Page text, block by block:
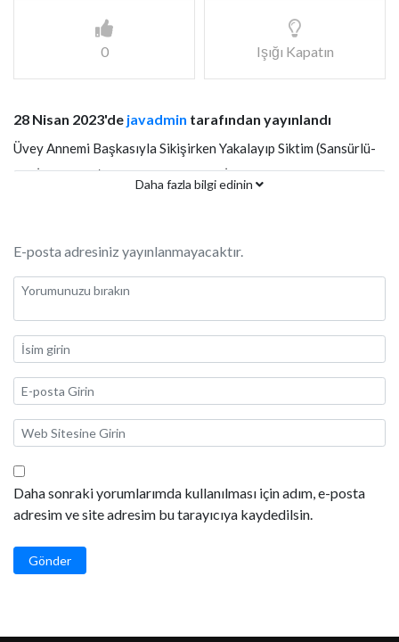
0 Işığı Kapatın
28 Nisan 2023'de javadmin tarafından yayınlandı
Üvey Annemi Başkasıyla Sikişirken Yakalayıp Siktim (Sansürlü-
Rol İcabı-Fake) Türkçe Altyazılı JAV İzle
Daha fazla bilgi edinin
E-posta adresiniz yayınlanmayacaktır.
Daha sonraki yorumlarımda kullanılması için adım, e-posta
adresim ve site adresim bu tarayıcıya kaydedilsin.
Gönder